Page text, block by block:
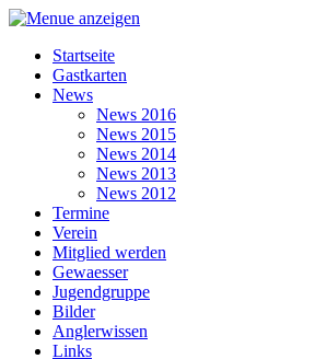
Startseite
Gastkarten
News
News 2016
News 2015
News 2014
News 2013
News 2012
Termine
Verein
Mitglied werden
Gewaesser
Jugendgruppe
Bilder
Anglerwissen
Links